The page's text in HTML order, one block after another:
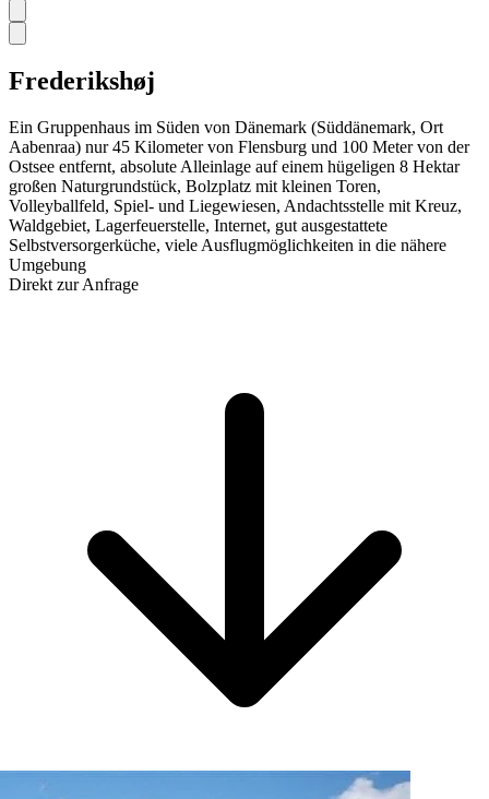
Frederikshøj
Ein Gruppenhaus im Süden von Dänemark (Süddänemark, Ort
Aabenraa) nur 45 Kilometer von Flensburg und 100 Meter von der
Ostsee entfernt, absolute Alleinlage auf einem hügeligen 8 Hektar
großen Naturgrundstück, Bolzplatz mit kleinen Toren,
Volleyballfeld, Spiel- und Liegewiesen, Andachtsstelle mit Kreuz,
Waldgebiet, Lagerfeuerstelle, Internet, gut ausgestattete
Selbstversorgerküche, viele Ausflugmöglichkeiten in die nähere
Umgebung
Direkt zur Anfrage